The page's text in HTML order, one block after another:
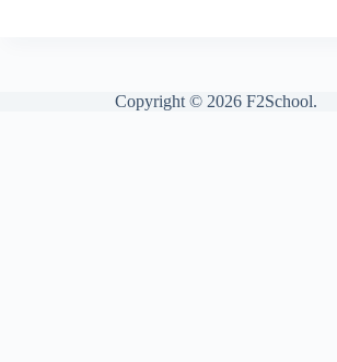
Copyright © 2026 F2School.